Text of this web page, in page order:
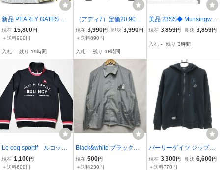
新品 PEARLY GATES パ
ーリーゲイツ 定価4.4万 A
QUAX 防水透湿 袖とフー
ト レインワンピース 0 S
通年仕様 B10682
現在 15,800円
＋送料900円
入札 - 残り 19時間
（アディ7）定価20,900
円 新品 アディダス
ゴルフ 中綿ジャケッ
ィースＭ
現在 3,990円 即決 3,990円
＋送料890円
入札 - 残り 18時間
美品 23SS◆ Munsingwe
ar マンシングウェア サン
カット ペプラム パーカー
ース M 7536E□
現在 3,859円 即決 3,859円
入札 - 残り 3時間
Le coq sportif ルコック
スポルティフ GOLF CO
LLECTION ジャージ
現在 1,100円
＋送料600円
Black&white ブラックア
ンドホワイト ロング スリ
ーブ フル ジップ アップ
現在 500円
＋送料230円
パーリーゲイツ ジップパ
ーカー ネイビー 背面立体
ロゴ ブルゾン レディース
現在 3,300円 即決 6,600円
＋送料770円